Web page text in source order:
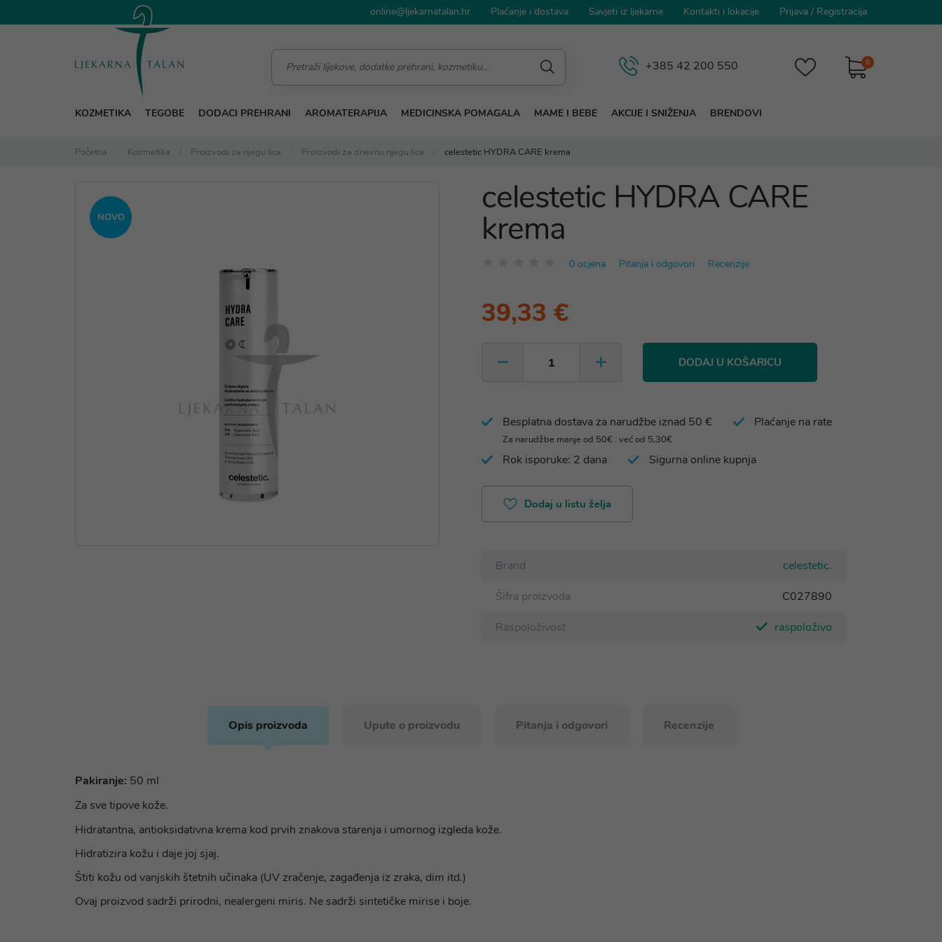
online@ljekarnatalan.hr Plaćanje i dostava Savjeti iz ljekarne Kontakti i lokacije Prijava / Registracija
0
+385 42 200 550
KOZMETIKA TEGOBE DODACI PREHRANI AROMATERAPIJA MEDICINSKA POMAGALA MAME I BEBE AKCIJE I SNIŽENJA BRENDOVI
Početna Kozmetika Proizvodi za njegu lica Proizvodi za dnevnu njegu lica celestetic HYDRA CARE krema
NOVO celestetic HYDRA CARE
krema
0 ocjena Pitanja i odgovori Recenzije
39,33 €
DODAJ U KOŠARICU
Besplatna dostava za narudžbe iznad 50 €
Za narudžbe manje od 50€ : već od 5,30€
Plaćanje na rate
Rok isporuke: 2 dana Sigurna online kupnja
Dodaj u listu želja
Brand
celestetic.
Šifra proizvoda
C027890
Raspoloživost
raspoloživo
Opis proizvoda Upute o proizvodu Pitanja i odgovori Recenzije
Pakiranje: 50 ml
Za sve tipove kože.
Hidratantna, antioksidativna krema kod prvih znakova starenja i umornog izgleda kože.
Hidratizira kožu i daje joj sjaj.
Štiti kožu od vanjskih štetnih učinaka (UV zračenje, zagađenja iz zraka, dim itd.)
Ovaj proizvod sadrži prirodni, nealergeni miris. Ne sadrži sintetičke mirise i boje.